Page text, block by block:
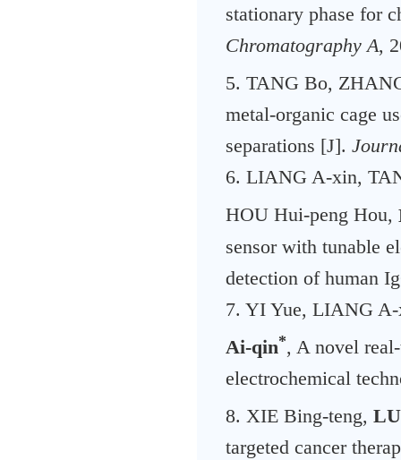
stationary phase for
Chromatography A,
5. TANG Bo,
metal-organic cage
separations [J].
6. LIANG A-xin,
HOU Hui-peng Hou,
sensor with tunable
detection of human
7. YI Yue, LIANG
Ai-qin*, A novel
electrochemical
8. XIE Bing-teng,
targeted cancer